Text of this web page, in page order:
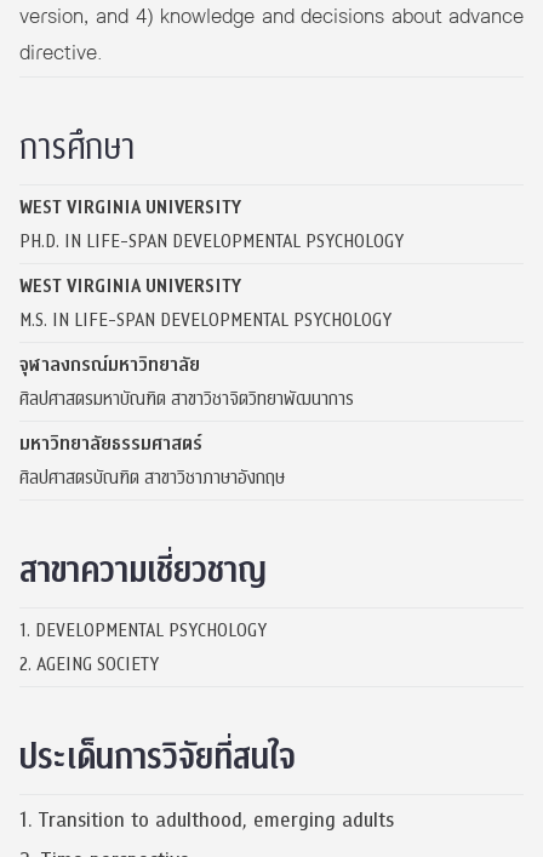
version, and 4) knowledge and decisions about advance
directive.
การศึกษา
WEST VIRGINIA UNIVERSITY
PH.D. IN LIFE-SPAN DEVELOPMENTAL PSYCHOLOGY
WEST VIRGINIA UNIVERSITY
M.S. IN LIFE-SPAN DEVELOPMENTAL PSYCHOLOGY
จุฬาลงกรณ์มหาวิทยาลัย
ศิลปศาสตรมหาบัณฑิต สาขาวิชาจิตวิทยาพัฒนาการ
มหาวิทยาลัยธรรมศาสตร์
ศิลปศาสตรบัณฑิต สาขาวิชาภาษาอังกฤษ
สาขาความเชี่ยวชาญ
1. DEVELOPMENTAL PSYCHOLOGY
2. AGEING SOCIETY
ประเด็นการวิจัยที่สนใจ
1. Transition to adulthood, emerging adults